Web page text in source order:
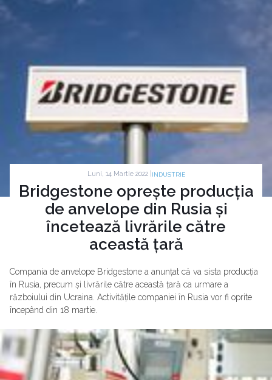
Luni, 14 Martie 2022 | INDUSTRIE
Bridgestone oprește producția
de anvelope din Rusia și
încetează livrările către
această țară
Compania de anvelope Bridgestone a anunțat că va sista producția
în Rusia, precum și livrările către această țară ca urmare a
războiului din Ucraina. Activitățile companiei în Rusia vor fi oprite
începând din 18 martie.